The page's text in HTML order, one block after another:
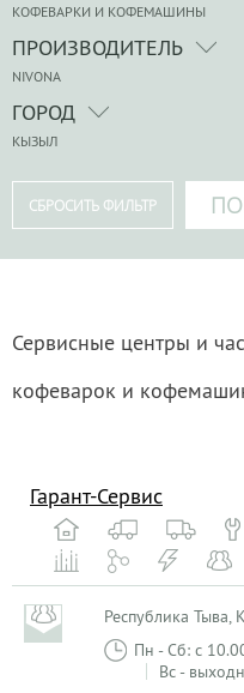
КОФЕВАРКИ И КОФЕМАШИНЫ
ПРОИЗВОДИТЕЛЬ
NIVONA
ГОРОД
КЫЗЫЛ
Сервисные центры и
кофеварок и
Гарант-Сервис
Республика Тыва,
Пн - Сб: с
Вс -